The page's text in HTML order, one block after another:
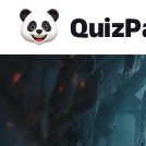
Quiz